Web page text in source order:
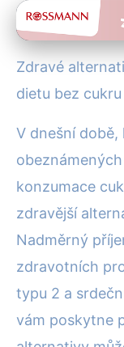
Zdravé
Jak
Zdravé
dietu bez cukru
V dnešní době,
konzumace
zdravější
Nadměrný
zdravotních
typu 2 a
vám poskytne